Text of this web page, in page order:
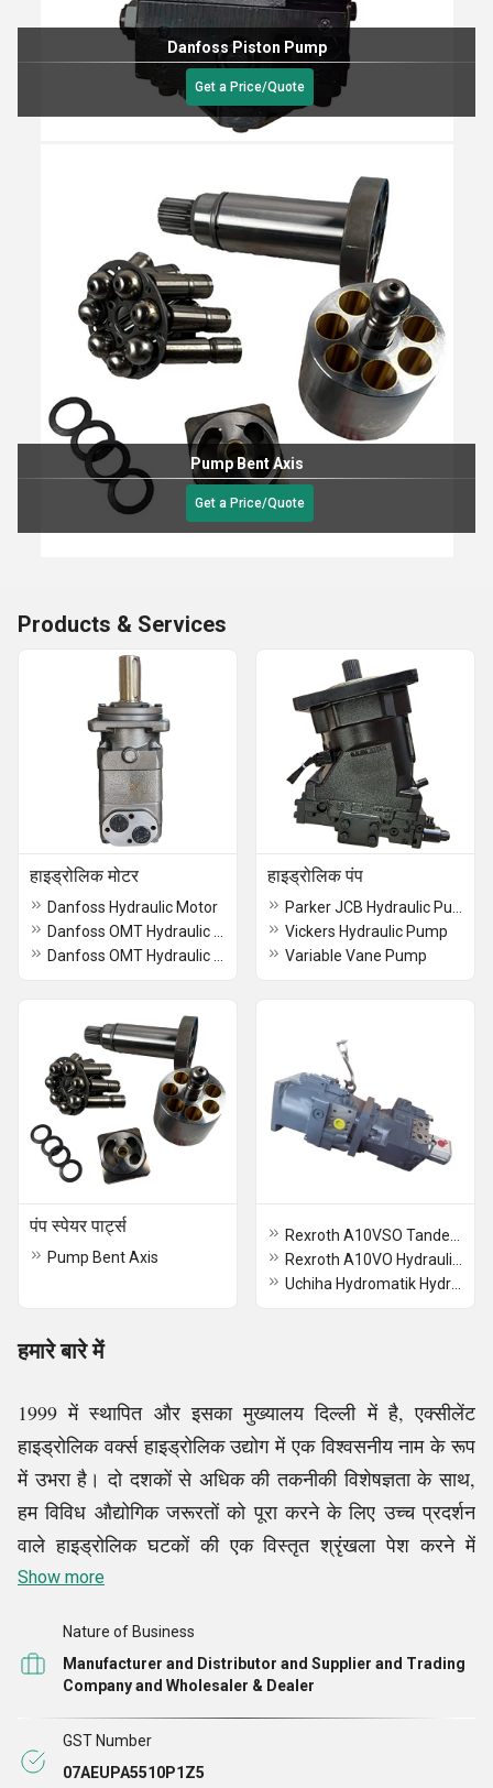
Danfoss Piston Pump
Get a Price/Quote
Pump Bent Axis
Get a Price/Quote
Products & Services
हाइड्रोलिक मोटर
Danfoss Hydraulic Motor
हाइड्रोलिक पंप
Vickers Hydraulic Pump
Variable Vane Pump
पंप स्पेयर पार्ट्स
Pump Bent Axis
हमारे बारे में
1999 में स्थापित और इसका मुख्यालय दिल्ली में है, एक्सीलेंट
हाइड्रोलिक वर्क्स हाइड्रोलिक उद्योग में एक विश्वसनीय नाम के रूप
में उभरा है। दो दशकों से अधिक की तकनीकी विशेषज्ञता के साथ,
हम विविध औद्योगिक जरूरतों को पूरा करने के लिए उच्च प्रदर्शन
वाले हाइड्रोलिक घटकों की एक विस्तृत श्रृंखला पेश करने में
विशेषज्ञ हैं। हमारी कंपनी वास्तविक दुनिया के अनुप्रयोगों के अनुरूप
व्यापारी, थोक व्यापारी और आपूर्तिकर्ता हैं। हमारी सूची में डैनफॉस
ऑर्बिटल मोटर, डैनफॉस ओएमटी हाइड्रोलिक मोटर, कैटरपिलर
Show more
Nature of Business
Manufacturer and Distributor and Supplier and Trading
Company and Wholesaler & Dealer
GST Number
07AEUPA5510P1Z5